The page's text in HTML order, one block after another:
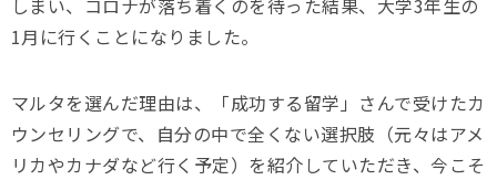
しまい、コロナが落ち着くのを待った結果、大学3年生の
1月に行くことになりました。
マルタを選んだ理由は、「成功する留学」さんで受けたカ
ウンセリングで、自分の中で全くない選択肢（元々はアメ
リカやカナダなど行く予定）を紹介していただき、今こそ